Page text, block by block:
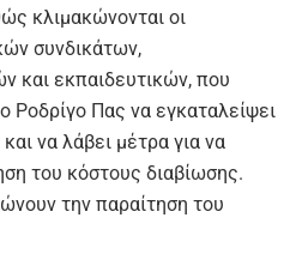
κλιμακώνονται οι
συνδικάτων,
και εκπαιδευτικών, που
Ροδρίγο Πας να εγκαταλείψει
να λάβει μέτρα για να
του κόστους διαβίωσης.
την παραίτηση του